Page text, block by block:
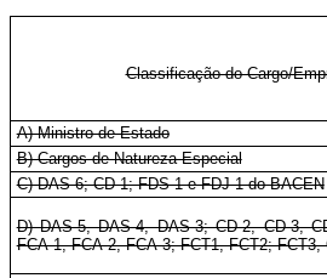
Classificação do Cargo/
A) Ministro de Estado
B) Cargos de Natureza Especial
C) DAS-6; CD-1; FDS-1 e FDJ-1 do BACEN
D) DAS-5, DAS-4, DAS-3; CD-2, CD-3,
FCA-1, FCA-2, FCA-3; FCT1, FCT2;